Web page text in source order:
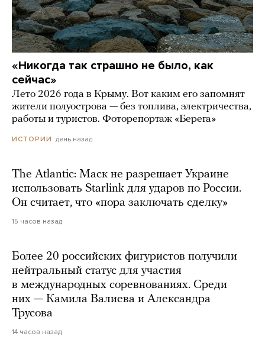
«Никогда так страшно не было, как
сейчас»
Лето 2026 года в Крыму. Вот каким его запомнят
жители полуострова — без топлива, электричества,
работы и туристов. Фоторепортаж «Берега»
ИСТОРИИ день назад
The Atlantic: Маск не разрешает Украине
использовать Starlink для ударов по России.
Он считает, что «пора заключать сделку»
15 часов назад
Более 20 российских фигуристов получили
нейтральный статус для участия
в международных соревнованиях. Среди
них — Камила Валиева и Александра
Трусова
14 часов назад